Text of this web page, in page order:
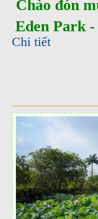
Chào đón
Eden Park
Chi tiết